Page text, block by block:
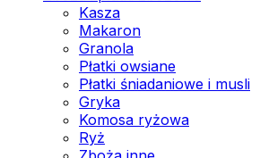
Kasza
Makaron
Granola
Płatki owsiane
Płatki śniadaniowe i musli
Gryka
Komosa ryżowa
Ryż